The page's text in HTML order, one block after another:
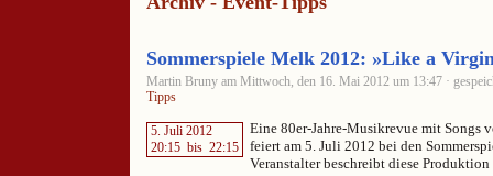
Sommerspiele Melk 2012: »Like a
Martin Bruny am Mittwoch, den 16. Mai 2012 um 13:47 ·
Tipps
5. Juli 2012
20:15 bis 22:15
Eine 80er-Jahre-Musikrevue mit Songs
feiert am 5. Juli 2012 bei den
Veranstalter beschreibt diese